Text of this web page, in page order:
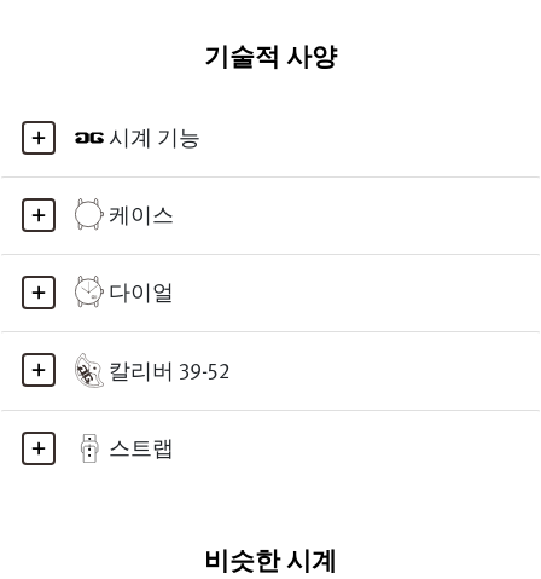
기술적 사양
시계 기능
케이스
다이얼
칼리버 39-52
스트랩
비슷한 시계